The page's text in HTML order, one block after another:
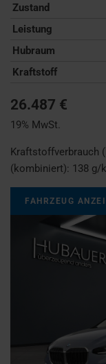
Zustand
Leistung
Hubraum
Kraftstoff
26.487 €
19% MwSt.
Kraftstoffverbrauch
(kombiniert): 138 g/
FAHRZEUG